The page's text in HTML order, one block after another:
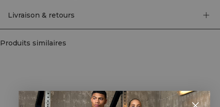
Filtre conique pour un meilleur mélange. Plastique sans BPA et sans DEHP.
Résiste au lave-vaisselle. S'adapte au porte-gobelet standard de la voiture.
Fabriqué en Europe. Disponible en plusieurs couleurs.
Livraison & retours
Produits similaires
STYLE WITH